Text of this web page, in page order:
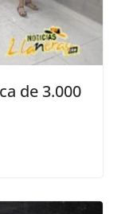
de 3.000